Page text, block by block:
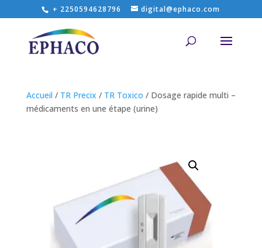
+ 2250594628796 digital@ephaco.com
Accueil / TR Precix / TR Toxico / Dosage rapide multi –
médicaments en une étape (urine)